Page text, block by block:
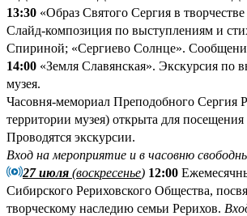
13:30 «Образ Святого Сергия в
Слайд-композиция по выступлениям и
Спириной; «Сергиево Солнце».
14:00 «Земля Славянская». Экскурсия по
музея.
Часовня-мемориал Преподобного Сергия
территории музея) открыта для посещения
Проводятся экскурсии.
Вход на мероприятие и в часовню
27 июля (воскресенье) 12:00
Сибирского Рериховского Общества,
творческому наследию семьи Рерихов.